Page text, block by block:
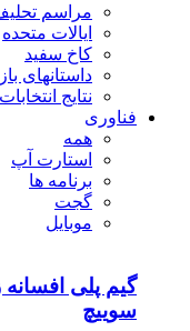
مراسم
ایالات متحده
کاخ سفید
داستانهای
نتایج انتخابات
فناوری
همه
استارت آپ
برنامه ها
گجت
موبایل
گیم پلی
سوییچ